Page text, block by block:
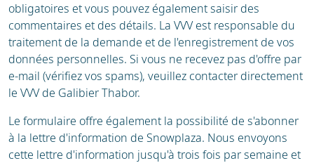
obligatoires et vous pouvez également saisir des
commentaires et des détails. La VVV est responsable du
traitement de la demande et de l'enregistrement de vos
données personnelles. Si vous ne recevez pas d'offre par
e-mail (vérifiez vos spams), veuillez contacter directement
le VVV de Galibier Thabor.
Le formulaire offre également la possibilité de s'abonner
à la lettre d'information de Snowplaza. Nous envoyons
cette lettre d'information jusqu'à trois fois par semaine et